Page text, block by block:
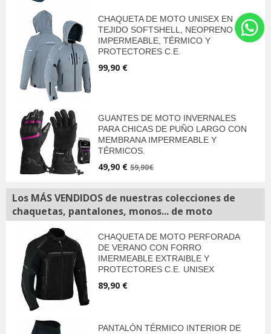
CHAQUETA DE MOTO UNISEX EN
TEJIDO SOFTSHELL, NEOPRENO
IMPERMEABLE, TÉRMICO Y
PROTECTORES C.E.
99,90 €
GUANTES DE MOTO INVERNALES
PARA CHICAS DE PUÑO LARGO CON
MEMBRANA IMPERMEABLE Y
TÉRMICOS.
49,90 € 59,90€
Los MÁS VENDIDOS de nuestras colecciones de
chaquetas, pantalones, monos... de moto
CHAQUETA DE MOTO PERFORADA
DE VERANO CON FORRO
IMERMEABLE EXTRAIBLE Y
PROTECTORES C.E. UNISEX
89,90 €
PANTALÓN TÉRMICO INTERIOR DE